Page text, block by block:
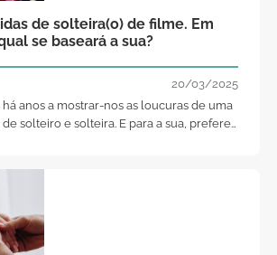
de solteira(o) de filme. Em
se baseará a sua?
20/03/2025
anos a mostrar-nos as loucuras de uma
e solteira. E para a sua, prefere